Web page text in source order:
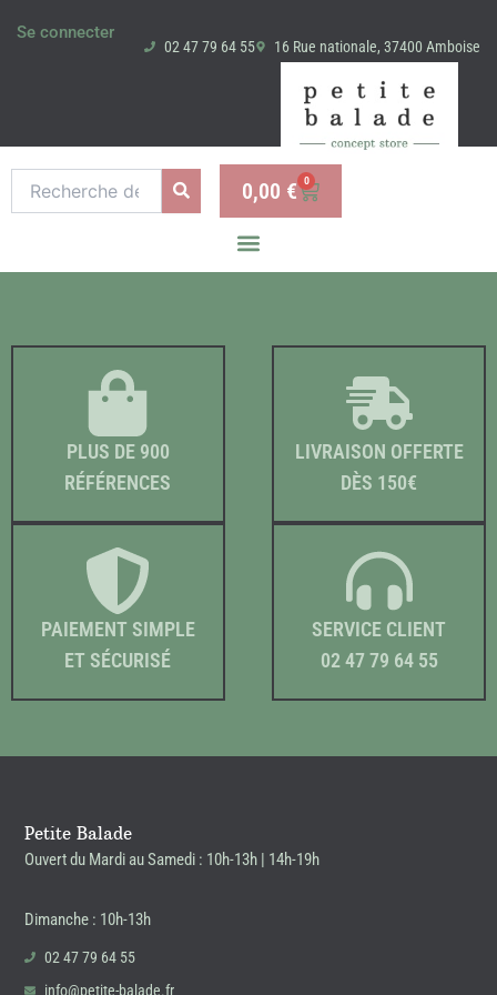
Se connecter
02 47 79 64 55 16 Rue nationale, 37400 Amboise
pour :
0,00 € 0
Panier
PLUS DE 900
RÉFÉRENCES
LIVRAISON OFFERTE
DÈS 150€
PAIEMENT SIMPLE
ET SÉCURISÉ
SERVICE CLIENT
02 47 79 64 55
Petite Balade
Ouvert du Mardi au Samedi : 10h-13h | 14h-19h
Dimanche : 10h-13h
02 47 79 64 55
info@petite-balade.fr